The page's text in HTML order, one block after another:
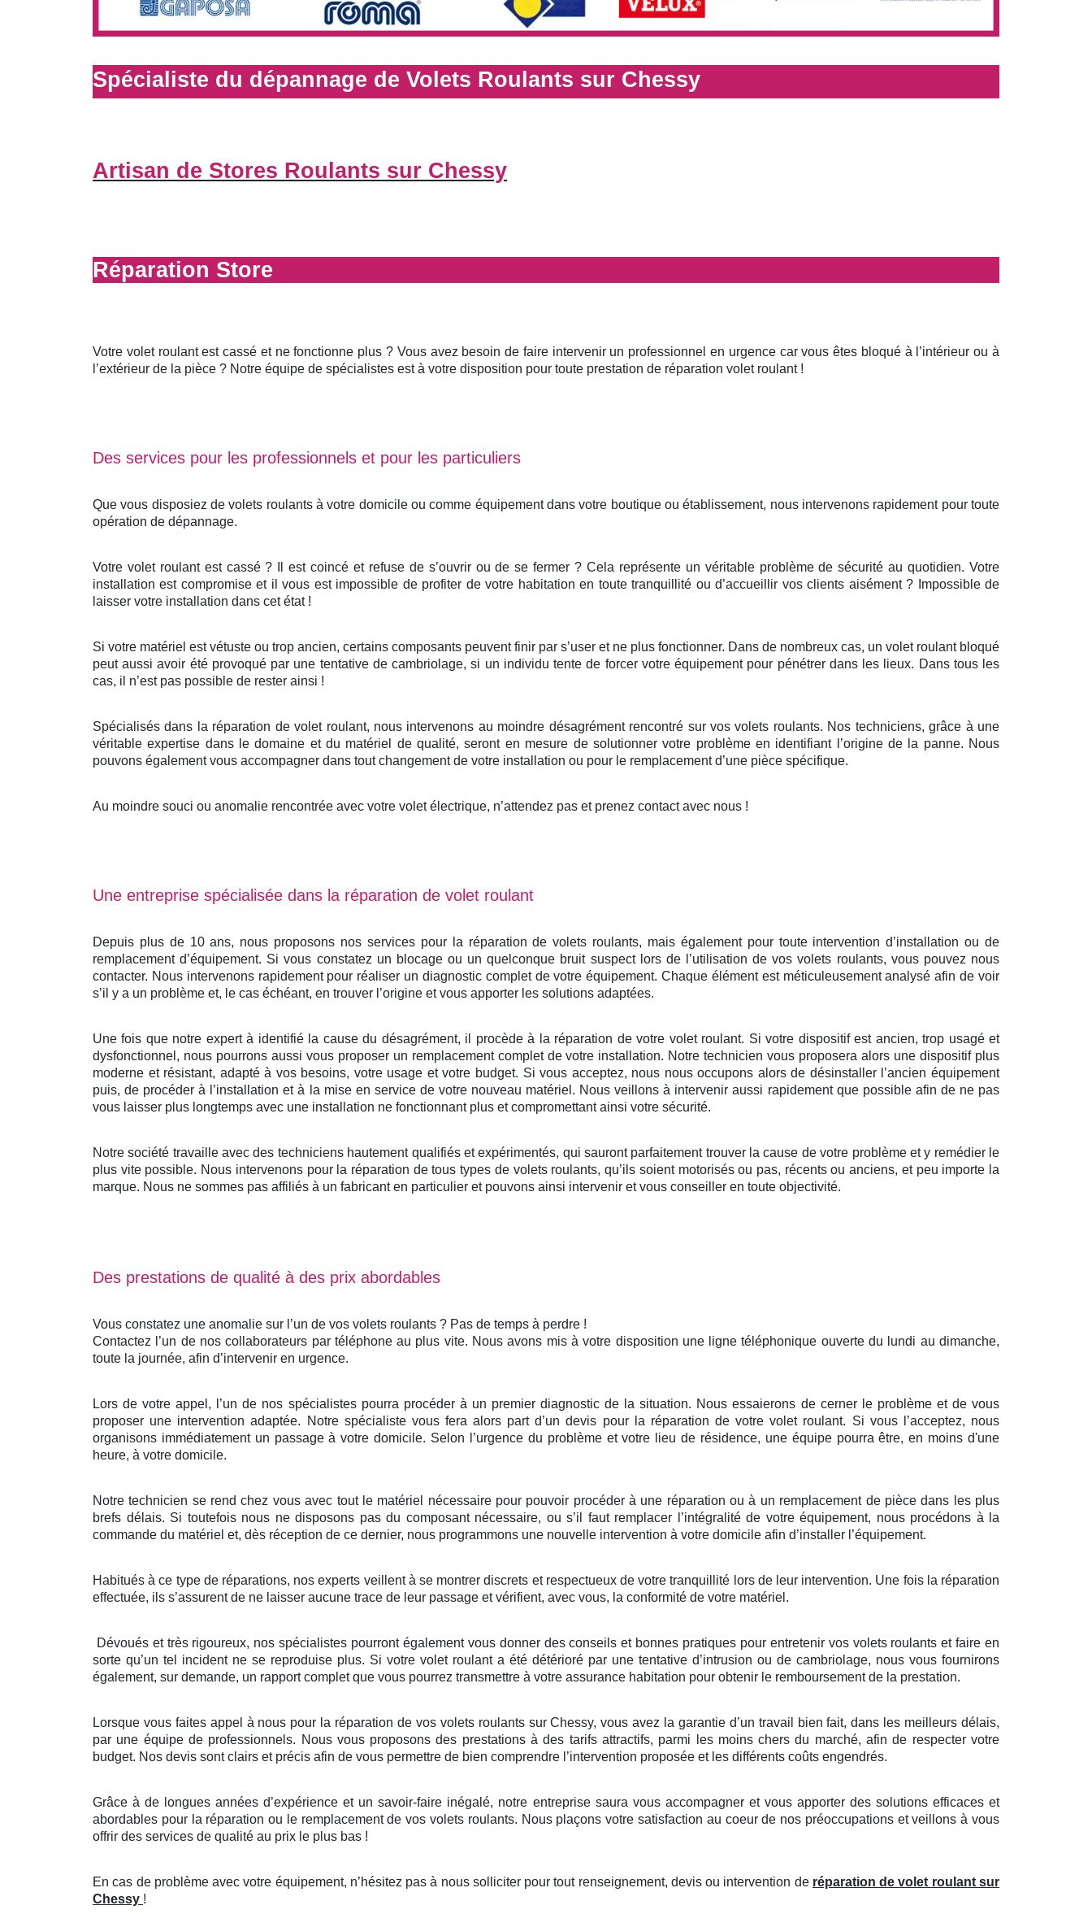
Spécialiste du dépannage de Volets Roulants sur Chessy
Artisan de Stores Roulants sur Chessy
Réparation Store
Votre volet roulant est cassé et ne fonctionne plus ? Vous avez besoin de faire intervenir un professionnel en urgence car vous êtes bloqué à l’intérieur ou à
l’extérieur de la pièce ? Notre équipe de spécialistes est à votre disposition pour toute prestation de réparation volet roulant !
Des services pour les professionnels et pour les particuliers
Que vous disposiez de volets roulants à votre domicile ou comme équipement dans votre boutique ou établissement, nous intervenons rapidement pour toute
opération de dépannage.
Votre volet roulant est cassé ? Il est coincé et refuse de s’ouvrir ou de se fermer ? Cela représente un véritable problème de sécurité au quotidien. Votre
installation est compromise et il vous est impossible de profiter de votre habitation en toute tranquillité ou d’accueillir vos clients aisément ? Impossible de
laisser votre installation dans cet état !
Si votre matériel est vétuste ou trop ancien, certains composants peuvent finir par s’user et ne plus fonctionner. Dans de nombreux cas, un volet roulant bloqué
peut aussi avoir été provoqué par une tentative de cambriolage, si un individu tente de forcer votre équipement pour pénétrer dans les lieux. Dans tous les
cas, il n’est pas possible de rester ainsi !
Spécialisés dans la réparation de volet roulant, nous intervenons au moindre désagrément rencontré sur vos volets roulants. Nos techniciens, grâce à une
véritable expertise dans le domaine et du matériel de qualité, seront en mesure de solutionner votre problème en identifiant l’origine de la panne. Nous
pouvons également vous accompagner dans tout changement de votre installation ou pour le remplacement d’une pièce spécifique.
Au moindre souci ou anomalie rencontrée avec votre volet électrique, n’attendez pas et prenez contact avec nous !
Une entreprise spécialisée dans la réparation de volet roulant
Depuis plus de 10 ans, nous proposons nos services pour la réparation de volets roulants, mais également pour toute intervention d’installation ou de
remplacement d’équipement. Si vous constatez un blocage ou un quelconque bruit suspect lors de l’utilisation de vos volets roulants, vous pouvez nous
contacter. Nous intervenons rapidement pour réaliser un diagnostic complet de votre équipement. Chaque élément est méticuleusement analysé afin de voir
s’il y a un problème et, le cas échéant, en trouver l’origine et vous apporter les solutions adaptées.
Une fois que notre expert à identifié la cause du désagrément, il procède à la réparation de votre volet roulant. Si votre dispositif est ancien, trop usagé et
dysfonctionnel, nous pourrons aussi vous proposer un remplacement complet de votre installation. Notre technicien vous proposera alors une dispositif plus
moderne et résistant, adapté à vos besoins, votre usage et votre budget. Si vous acceptez, nous nous occupons alors de désinstaller l’ancien équipement
puis, de procéder à l’installation et à la mise en service de votre nouveau matériel. Nous veillons à intervenir aussi rapidement que possible afin de ne pas
vous laisser plus longtemps avec une installation ne fonctionnant plus et compromettant ainsi votre sécurité.
Notre société travaille avec des techniciens hautement qualifiés et expérimentés, qui sauront parfaitement trouver la cause de votre problème et y remédier le
plus vite possible. Nous intervenons pour la réparation de tous types de volets roulants, qu’ils soient motorisés ou pas, récents ou anciens, et peu importe la
marque. Nous ne sommes pas affiliés à un fabricant en particulier et pouvons ainsi intervenir et vous conseiller en toute objectivité.
Des prestations de qualité à des prix abordables
Vous constatez une anomalie sur l’un de vos volets roulants ? Pas de temps à perdre !
Contactez l’un de nos collaborateurs par téléphone au plus vite. Nous avons mis à votre disposition une ligne téléphonique ouverte du lundi au dimanche,
toute la journée, afin d’intervenir en urgence.
Lors de votre appel, l’un de nos spécialistes pourra procéder à un premier diagnostic de la situation. Nous essaierons de cerner le problème et de vous
proposer une intervention adaptée. Notre spécialiste vous fera alors part d’un devis pour la réparation de votre volet roulant. Si vous l’acceptez, nous
organisons immédiatement un passage à votre domicile. Selon l’urgence du problème et votre lieu de résidence, une équipe pourra être, en moins d'une
heure, à votre domicile.
Notre technicien se rend chez vous avec tout le matériel nécessaire pour pouvoir procéder à une réparation ou à un remplacement de pièce dans les plus
brefs délais. Si toutefois nous ne disposons pas du composant nécessaire, ou s’il faut remplacer l’intégralité de votre équipement, nous procédons à la
commande du matériel et, dès réception de ce dernier, nous programmons une nouvelle intervention à votre domicile afin d’installer l’équipement.
Habitués à ce type de réparations, nos experts veillent à se montrer discrets et respectueux de votre tranquillité lors de leur intervention. Une fois la réparation
effectuée, ils s’assurent de ne laisser aucune trace de leur passage et vérifient, avec vous, la conformité de votre matériel.
Dévoués et très rigoureux, nos spécialistes pourront également vous donner des conseils et bonnes pratiques pour entretenir vos volets roulants et faire en
sorte qu’un tel incident ne se reproduise plus. Si votre volet roulant a été détérioré par une tentative d’intrusion ou de cambriolage, nous vous fournirons
également, sur demande, un rapport complet que vous pourrez transmettre à votre assurance habitation pour obtenir le remboursement de la prestation.
Lorsque vous faites appel à nous pour la réparation de vos volets roulants sur Chessy, vous avez la garantie d’un travail bien fait, dans les meilleurs délais,
par une équipe de professionnels. Nous vous proposons des prestations à des tarifs attractifs, parmi les moins chers du marché, afin de respecter votre
budget. Nos devis sont clairs et précis afin de vous permettre de bien comprendre l’intervention proposée et les différents coûts engendrés.
Grâce à de longues années d’expérience et un savoir-faire inégalé, notre entreprise saura vous accompagner et vous apporter des solutions efficaces et
abordables pour la réparation ou le remplacement de vos volets roulants. Nous plaçons votre satisfaction au coeur de nos préoccupations et veillons à vous
offrir des services de qualité au prix le plus bas !
En cas de problème avec votre équipement, n’hésitez pas à nous solliciter pour tout renseignement, devis ou intervention de réparation de volet roulant sur
Chessy !